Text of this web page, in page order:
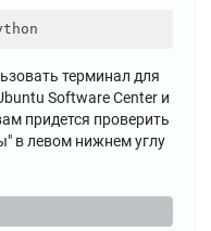
терминал для
Software Center и
придется проверить
в левом нижнем углу